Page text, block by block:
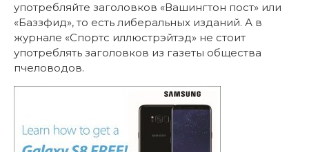
употребляйте заголовков «Вашингтон пост» или
«Баззфид», то есть либеральных изданий. А в
журнале «Спортс иллюстрэйтэд» не стоит
употреблять заголовков из газеты общества
пчеловодов.